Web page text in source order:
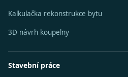
Kalkulačka rekonstrukce bytu
3D návrh koupelny
Stavební práce